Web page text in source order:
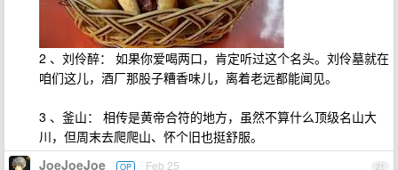
2 、刘伶醉： 如果你爱喝两口，肯定听过这个名头。刘伶墓就在
咱们这儿，酒厂那股子糟香味儿，离着老远都能闻见。
3 、釜山： 相传是黄帝合符的地方，虽然不算什么顶级名山大
川，但周末去爬爬山、怀个旧也挺舒服。
21
JoeJoeJoe OP Feb 25